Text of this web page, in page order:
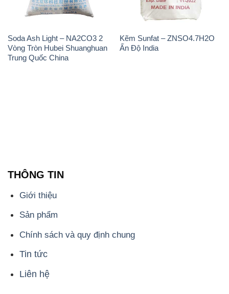
Soda Ash Light – NA2CO3 2
Vòng Tròn Hubei Shuanghuan
Trung Quốc China
Kẽm Sunfat – ZNSO4.7H2O
Ấn Độ India
THÔNG TIN
Giới thiệu
Sản phẩm
Chính sách và quy định chung
Tin tức
Liên hệ